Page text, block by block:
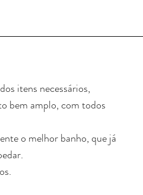
itens necessários,
bem amplo, com todos
o melhor banho, que já